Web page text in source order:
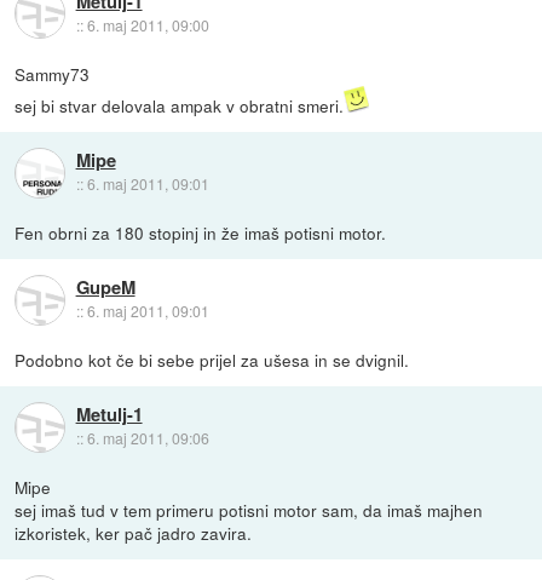
::6. maj 2011, 09:00
Sammy73
sej bi stvar delovala ampak v obratni smeri.
Mipe
::6. maj 2011, 09:01
Fen obrni za 180 stopinj in že imaš potisni motor.
GupeM
::6. maj 2011, 09:01
Podobno kot če bi sebe prijel za ušesa in se dvignil.
Metulj-1
::6. maj 2011, 09:06
Mipe
sej imaš tud v tem primeru potisni motor sam, da imaš majhen
izkoristek, ker pač jadro zavira.